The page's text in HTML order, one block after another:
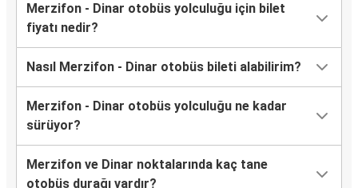
Merzifon - Dinar otobüs yolculuğu için bilet
fiyatı nedir?
Nasıl Merzifon - Dinar otobüs bileti alabilirim?
Merzifon - Dinar otobüs yolculuğu ne kadar
sürüyor?
Merzifon ve Dinar noktalarında kaç tane
otobüs durağı vardır?